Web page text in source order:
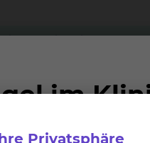
Privatsphäre